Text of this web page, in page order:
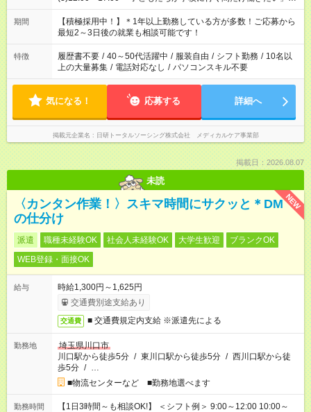
「余裕を持って夕飯の準備がしたい」 「午前中は働いて、午後
はプライベートの時間にしたい」 など、ご希望を教えてくださ
いね。 ※Wワーク希望の方へ 今ご覧のお仕事で希望する勤務時
間と、もう1つのお仕事の勤務時間。 合計で週40時間を超える
場合は応募できません。
期間
【積極採用中！】＊1年以上勤務している方が多数！ご応募から
最短2～3日後の就業も相談可能です！
特徴 履歴書不要 / 40～50代活躍中 / 服装自由 / シフト勤務 / 10名以
上の大量募集 / 電話対応なし / パソコンスキル不要
気になる！ 応募する 詳細へ
掲載元企業名 日研トータルソーシング株式会社 メディカルケア事業部
掲載日：2026.08.07
未読
NEW
〈カンタン作業！〉スキマ時間にサクッと＊DM
の仕分け
派遣 職種未経験OK 社会人未経験OK 大学生歓迎
ブランクOK
WEB登録・面接OK
給与
時給1,300円～1,625円
交通費別途支給あり
交通費 ■ 交通費規定内支給 ※派遣先による
勤務地
埼玉県川口市
川口駅から徒歩5分 / 東川口駅から徒歩5分 / 西川口駅から徒
歩5分 / …
■物流センターなど ■勤務地選べます
勤務時間
【1日3時間～も相談OK!】 ＜シフト例＞ 9:00～12:00 10:00～